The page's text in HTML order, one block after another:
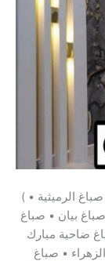
( الرميثية •
بيان • صباغ
ضاحية مبارك
• صباغ